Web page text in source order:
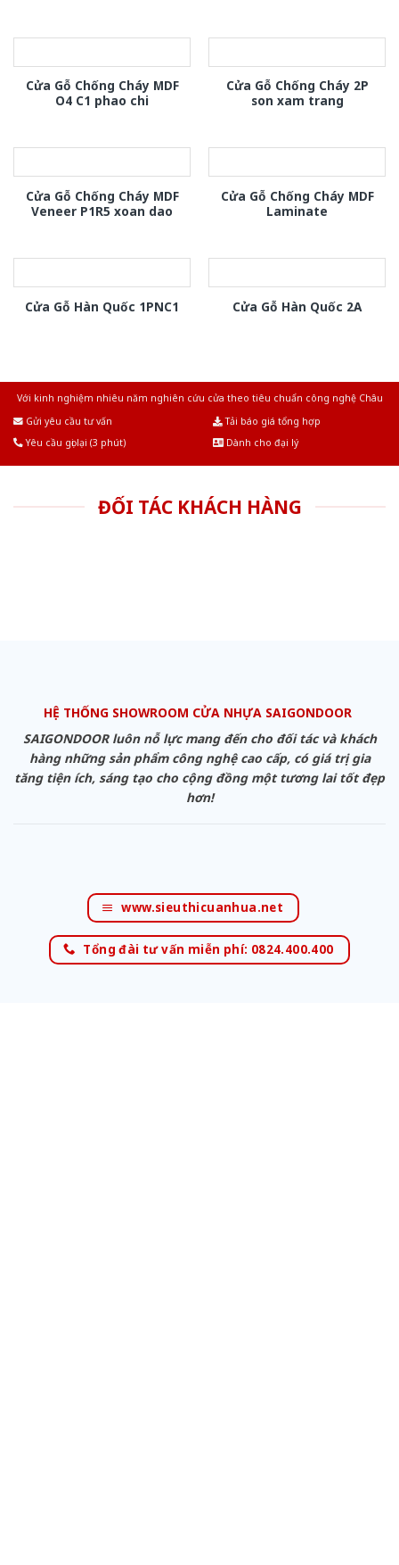
Cửa Gỗ Chống Cháy MDF
O4 C1 phao chi
Cửa Gỗ Chống Cháy 2P
son xam trang
Cửa Gỗ Chống Cháy MDF
Veneer P1R5 xoan dao
Cửa Gỗ Chống Cháy MDF
Laminate
Cửa Gỗ Hàn Quốc 1PNC1 Cửa Gỗ Hàn Quốc 2A
Với kinh nghiệm nhiêu năm nghiên cứu cửa theo tiêu chuẩn công nghệ Châu
Gửi yêu cầu tư vấn
Tải báo giá tổng hợp
Yêu cầu gọi lại (3 phút)
Dành cho đại lý
ĐỐI TÁC KHÁCH HÀNG
HỆ THỐNG SHOWROOM CỬA NHỰA SAIGONDOOR
SAIGONDOOR luôn nỗ lực mang đến cho đối tác và khách
hàng những sản phẩm công nghệ cao cấp, có giá trị gia
tăng tiện ích, sáng tạo cho cộng đồng một tương lai tốt đẹp
hơn!
www.sieuthicuanhua.net
Tổng đài tư vấn miễn phí: 0824.400.400